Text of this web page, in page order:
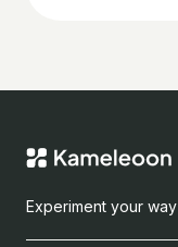
Experiment your way